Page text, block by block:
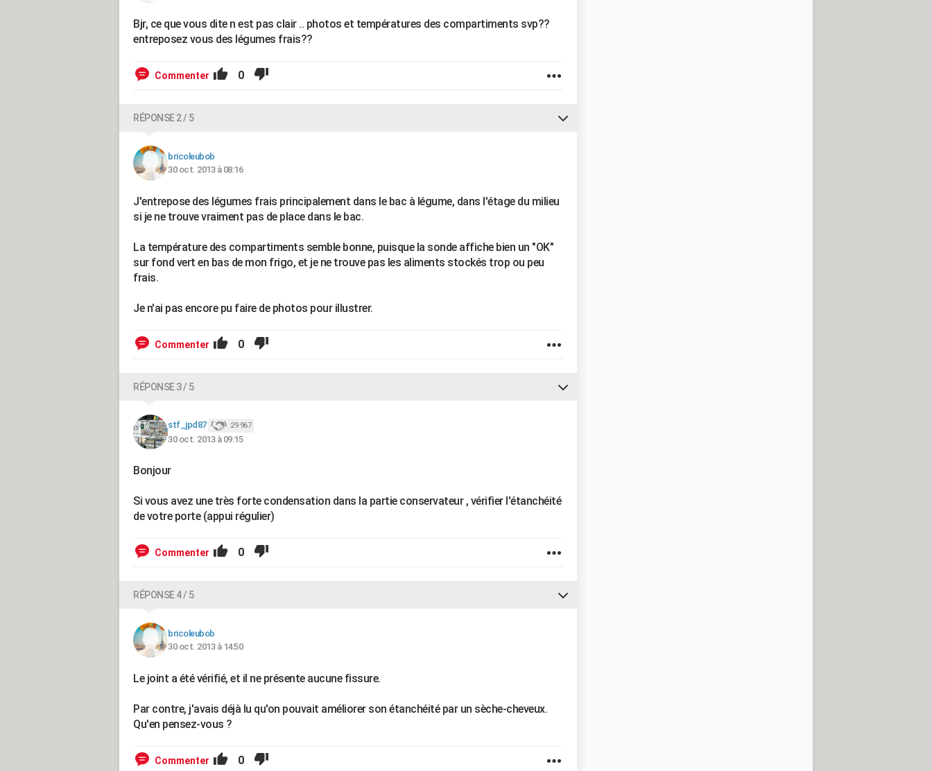
Bjr, ce que vous dite n est pas clair .. photos et températures des compartiments svp??
entreposez vous des légumes frais??
Commenter 0
RÉPONSE 2 / 5
bricoleubob
30 oct. 2013 à 08:16
J'entrepose des légumes frais principalement dans le bac à légume, dans l'étage du milieu
si je ne trouve vraiment pas de place dans le bac.
La température des compartiments semble bonne, puisque la sonde affiche bien un "OK"
sur fond vert en bas de mon frigo, et je ne trouve pas les aliments stockés trop ou peu
frais.
Je n'ai pas encore pu faire de photos pour illustrer.
Commenter 0
RÉPONSE 3 / 5
stf_jpd87 29 967
30 oct. 2013 à 09:15
Bonjour
Si vous avez une très forte condensation dans la partie conservateur , vérifier l'étanchéité
de votre porte (appui régulier)
Commenter 0
RÉPONSE 4 / 5
bricoleubob
30 oct. 2013 à 14:50
Le joint a été vérifié, et il ne présente aucune fissure.
Par contre, j'avais déjà lu qu'on pouvait améliorer son étanchéité par un sèche-cheveux.
Qu'en pensez-vous ?
Commenter 0